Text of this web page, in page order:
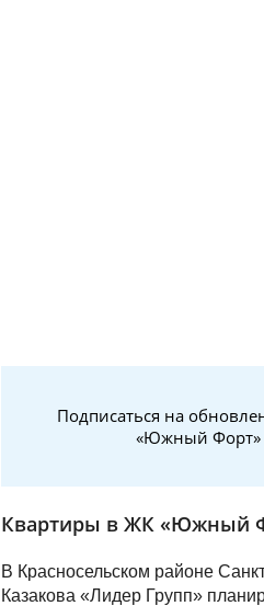
Подписаться на
«Южный Форт»
Квартиры в ЖК «Южный
В Красносельском районе
Казакова «Лидер Групп»